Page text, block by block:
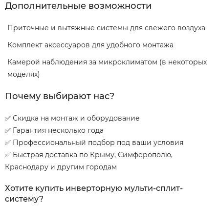
Дополнительные возможности
Приточные и вытяжные системы для свежего воздуха
Комплект аксессуаров для удобного монтажа
Камерой наблюдения за микроклиматом (в некоторых
моделях)
Почему выбирают нас?
✅ Скидка на монтаж и оборудование
✅ Гарантия несколько года
✅ Профессиональный подбор под ваши условия
✅ Быстрая доставка по Крыму, Симферополю,
Краснодару и другим городам
Хотите купить инверторную мульти-сплит-
систему?